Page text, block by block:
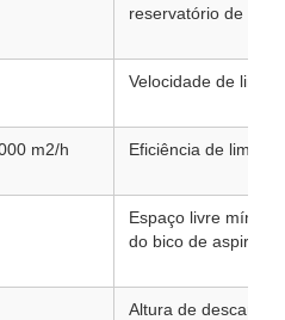
reservatório de água
Velocidade de
m2/h Eficiência de
Espaço livre mínimo
do bico de aspiração
Altura de descarga